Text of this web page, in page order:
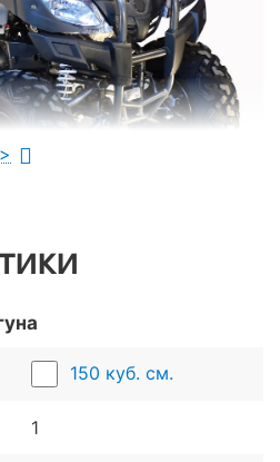
двигун
квадроцикл
двигуном об'ємом 150
з повітряним
150 куб. см.
1